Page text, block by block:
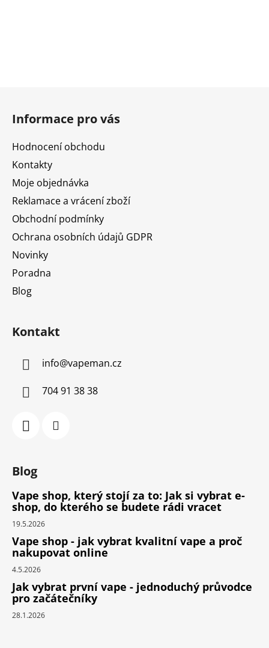
Informace pro vás
Hodnocení obchodu
Kontakty
Moje objednávka
Reklamace a vrácení zboží
Obchodní podmínky
Ochrana osobních údajů GDPR
Novinky
Poradna
Blog
Kontakt
info@vapeman.cz
704 91 38 38
Blog
Vape shop, který stojí za to: Jak si vybrat e-
shop, do kterého se budete rádi vracet
19.5.2026
Vape shop - jak vybrat kvalitní vape a proč
nakupovat online
4.5.2026
Jak vybrat první vape - jednoduchý průvodce
pro začátečníky
28.1.2026